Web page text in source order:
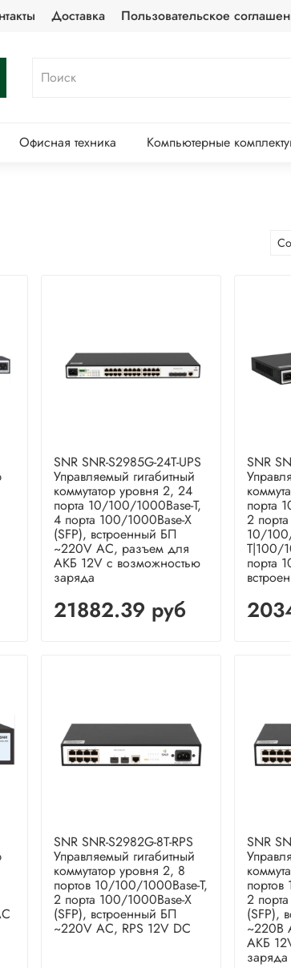
Доставка Пользовательское
Офисная техника Компьютерные
SNR SNR-S2985G-24T-UPS
Управляемый гигабитный
коммутатор уровня 2, 24
порта 10/100/1000Base-T,
4 порта 100/1000Base-X
(SFP), встроенный БП
~220V AC, разъем для
АКБ 12V с возможностью
заряда
21882.39 руб
SNR
порта
2
10/
T|100/
порта
SNR SNR-S2982G-8T-RPS
Управляемый гигабитный
коммутатор уровня 2, 8
портов 10/100/1000Base-T,
2 порта 100/1000Base-X
(SFP), встроенный БП
~220V AC, RPS 12V DC
SNR
2
(SFP),
~220В
АКБ
заряда